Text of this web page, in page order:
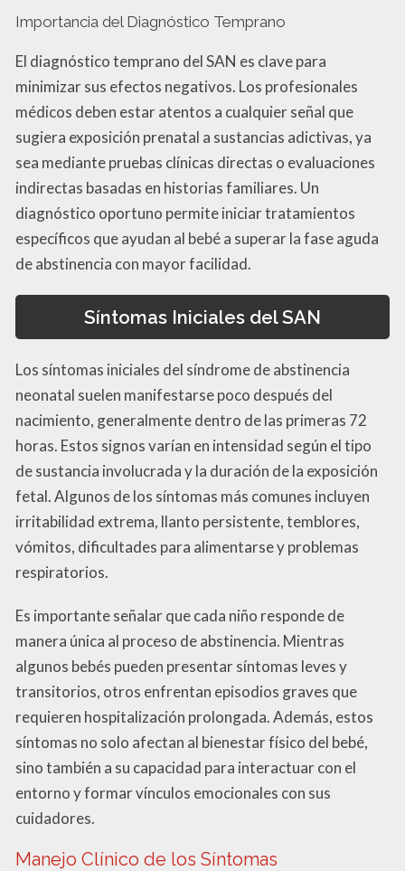
Importancia del Diagnóstico Temprano
El diagnóstico temprano del SAN es clave para
minimizar sus efectos negativos. Los profesionales
médicos deben estar atentos a cualquier señal que
sugiera exposición prenatal a sustancias adictivas, ya
sea mediante pruebas clínicas directas o evaluaciones
indirectas basadas en historias familiares. Un
diagnóstico oportuno permite iniciar tratamientos
específicos que ayudan al bebé a superar la fase aguda
de abstinencia con mayor facilidad.
Síntomas Iniciales del SAN
Los síntomas iniciales del síndrome de abstinencia
neonatal suelen manifestarse poco después del
nacimiento, generalmente dentro de las primeras 72
horas. Estos signos varían en intensidad según el tipo
de sustancia involucrada y la duración de la exposición
fetal. Algunos de los síntomas más comunes incluyen
irritabilidad extrema, llanto persistente, temblores,
vómitos, dificultades para alimentarse y problemas
respiratorios.
Es importante señalar que cada niño responde de
manera única al proceso de abstinencia. Mientras
algunos bebés pueden presentar síntomas leves y
transitorios, otros enfrentan episodios graves que
requieren hospitalización prolongada. Además, estos
síntomas no solo afectan al bienestar físico del bebé,
sino también a su capacidad para interactuar con el
entorno y formar vínculos emocionales con sus
cuidadores.
Manejo Clínico de los Síntomas